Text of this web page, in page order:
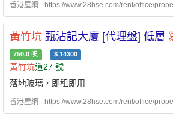
香港屋網 - https://www.28hse.com/rent/office/
黃竹坑 甄沾記大廈 [代理盤] 低層
750.0 呎 $ 14300
黃竹坑道27 號
落地玻璃，即租即用
香港屋網 - https://www.28hse.com/rent/office/